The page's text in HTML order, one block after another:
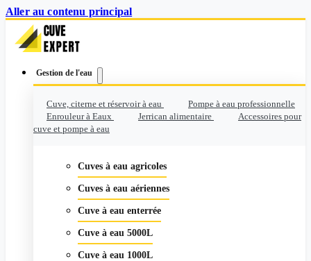
Aller au contenu principal
Gestion de l'eau
Cuve, citerne et réservoir à eau
Pompe à eau professionnelle
Enrouleur à Eaux
Jerrican alimentaire
Accessoires pour
cuve et pompe à eau
Cuves à eau agricoles
Cuves à eau aériennes
Cuve à eau enterrée
Cuve à eau 5000L
Cuve à eau 1000L